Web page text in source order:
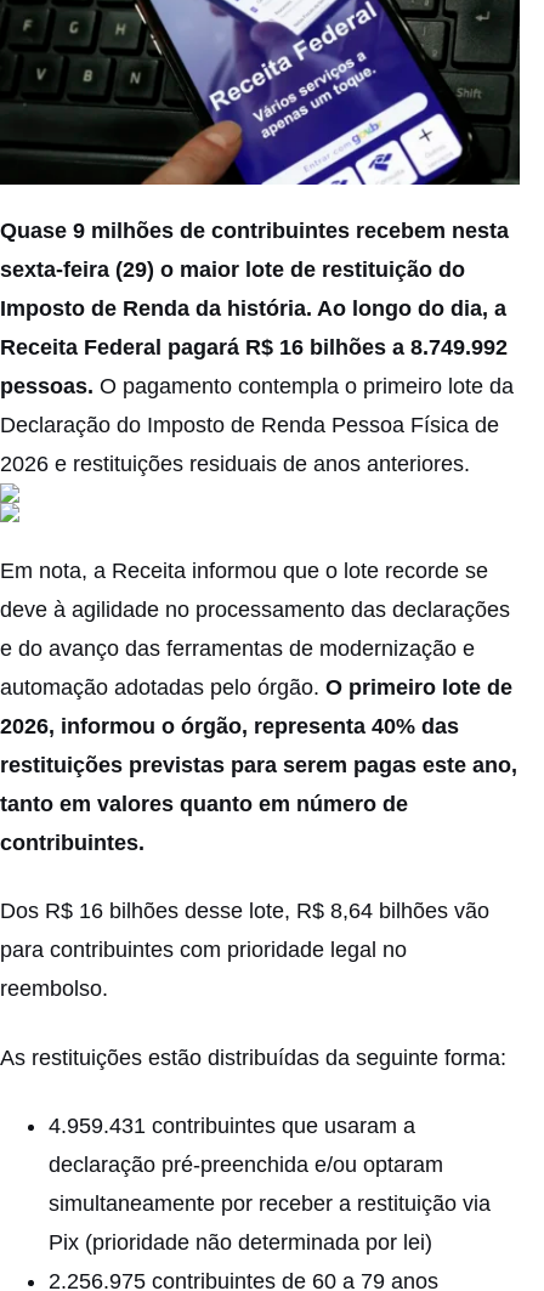
Quase 9 milhões de contribuintes recebem nesta
sexta-feira (29) o maior lote de restituição do
Imposto de Renda da história. Ao longo do dia, a
Receita Federal pagará R$ 16 bilhões a 8.749.992
pessoas. O pagamento contempla o primeiro lote da
Declaração do Imposto de Renda Pessoa Física de
2026 e restituições residuais de anos anteriores.
Em nota, a Receita informou que o lote recorde se
deve à agilidade no processamento das declarações
e do avanço das ferramentas de modernização e
automação adotadas pelo órgão. O primeiro lote de
2026, informou o órgão, representa 40% das
restituições previstas para serem pagas este ano,
tanto em valores quanto em número de
contribuintes.
Dos R$ 16 bilhões desse lote, R$ 8,64 bilhões vão
para contribuintes com prioridade legal no
reembolso.
As restituições estão distribuídas da seguinte forma:
4.959.431 contribuintes que usaram a
declaração pré-preenchida e/ou optaram
simultaneamente por receber a restituição via
Pix (prioridade não determinada por lei)
2.256.975 contribuintes de 60 a 79 anos